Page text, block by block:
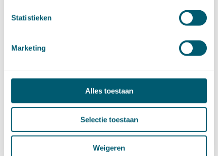
Statistieken
Marketing
Alles toestaan
Selectie toestaan
Weigeren
mei (12)
februari (12)
december (8)
oktober (13)
juli (10)